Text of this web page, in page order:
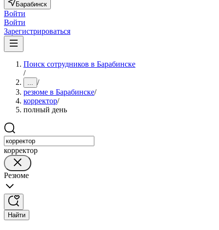
Барабинск
Войти
Войти
Зарегистрироваться
Поиск сотрудников в Барабинске
/
... /
резюме в Барабинске/
корректор/
полный день
корректор
Резюме
Найти